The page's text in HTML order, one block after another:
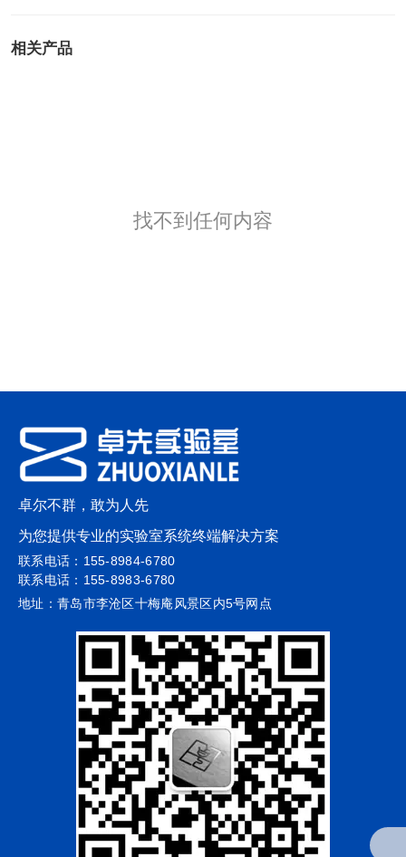
相关产品
找不到任何内容
卓尔不群，敢为人先
为您提供专业的实验室系统终端解决方案
联系电话：155-8984-6780
联系电话：155-8983-6780
地址：青岛市李沧区十梅庵风景区内5号网点